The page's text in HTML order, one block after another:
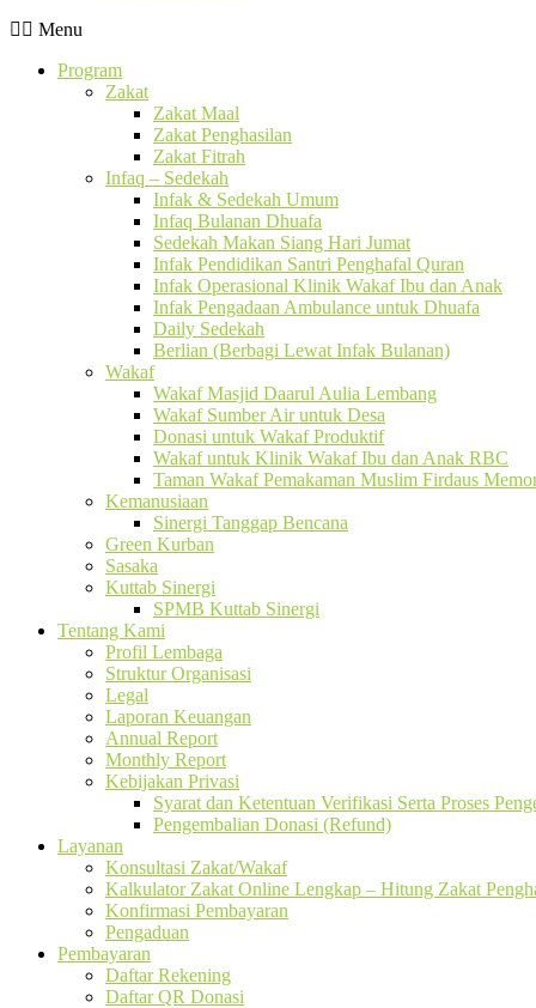
Menu
Program
Zakat
Zakat Maal
Zakat Penghasilan
Zakat Fitrah
Infaq – Sedekah
Infak & Sedekah Umum
Infaq Bulanan Dhuafa
Sedekah Makan Siang Hari Jumat
Infak Pendidikan Santri Penghafal Quran
Infak Operasional Klinik Wakaf Ibu dan Anak
Infak Pengadaan Ambulance untuk Dhuafa
Daily Sedekah
Berlian (Berbagi Lewat Infak Bulanan)
Wakaf
Wakaf Masjid Daarul Aulia Lembang
Wakaf Sumber Air untuk Desa
Donasi untuk Wakaf Produktif
Wakaf untuk Klinik Wakaf Ibu dan Anak RBC
Taman Wakaf Pemakaman Muslim Firdaus
Kemanusiaan
Sinergi Tanggap Bencana
Green Kurban
Sasaka
Kuttab Sinergi
SPMB Kuttab Sinergi
Tentang Kami
Profil Lembaga
Struktur Organisasi
Legal
Laporan Keuangan
Annual Report
Monthly Report
Kebijakan Privasi
Syarat dan Ketentuan Verifikasi Serta Proses
Pengembalian Donasi (Refund)
Layanan
Konsultasi Zakat/Wakaf
Kalkulator Zakat Online Lengkap – Hitung Zakat
Konfirmasi Pembayaran
Pengaduan
Pembayaran
Daftar Rekening
Daftar QR Donasi